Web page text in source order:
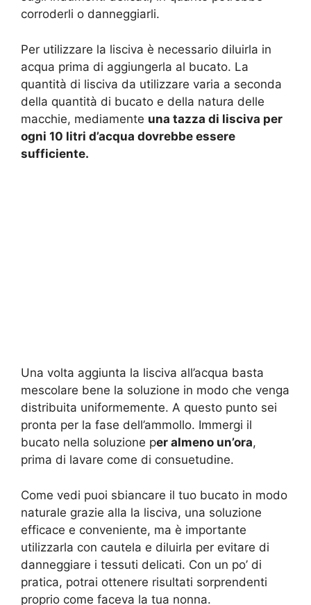
corroderli o danneggiarli.
Per utilizzare la lisciva è necessario diluirla in
acqua prima di aggiungerla al bucato. La
quantità di lisciva da utilizzare varia a seconda
della quantità di bucato e della natura delle
macchie, mediamente una tazza di lisciva per
ogni 10 litri d’acqua dovrebbe essere
sufficiente.
Una volta aggiunta la lisciva all’acqua basta
mescolare bene la soluzione in modo che venga
distribuita uniformemente. A questo punto sei
pronta per la fase dell’ammollo. Immergi il
bucato nella soluzione per almeno un’ora,
prima di lavare come di consuetudine.
Come vedi puoi sbiancare il tuo bucato in modo
naturale grazie alla la lisciva, una soluzione
efficace e conveniente, ma è importante
utilizzarla con cautela e diluirla per evitare di
danneggiare i tessuti delicati. Con un po’ di
pratica, potrai ottenere risultati sorprendenti
proprio come faceva la tua nonna.